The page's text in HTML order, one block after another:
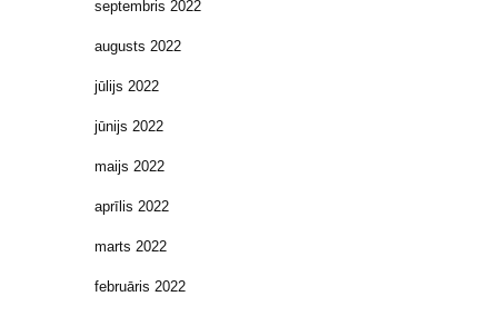
septembris 2022
augusts 2022
jūlijs 2022
jūnijs 2022
maijs 2022
aprīlis 2022
marts 2022
februāris 2022